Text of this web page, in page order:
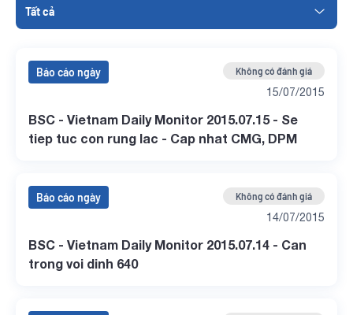
Tất cả
Báo cáo ngày Không có đánh giá
15/07/2015
BSC - Vietnam Daily Monitor 2015.07.15 - Se
tiep tuc con rung lac - Cap nhat CMG, DPM
Báo cáo ngày Không có đánh giá
14/07/2015
BSC - Vietnam Daily Monitor 2015.07.14 - Can
trong voi dinh 640